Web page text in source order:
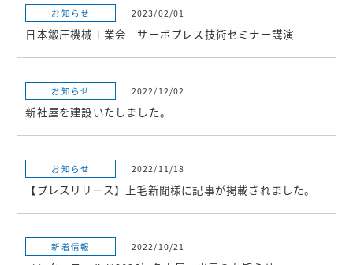
お知らせ 2023/02/01
日本鍛圧機械工業会 サーボプレス技術セミナー講演
お知らせ 2022/12/02
新社屋を建設いたしました。
お知らせ 2022/11/18
【プレスリリース】上毛新聞様に記事が掲載されました。
新着情報 2022/10/21